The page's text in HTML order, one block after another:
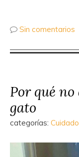
Sin comentarios
Por qué
gato
categorías: